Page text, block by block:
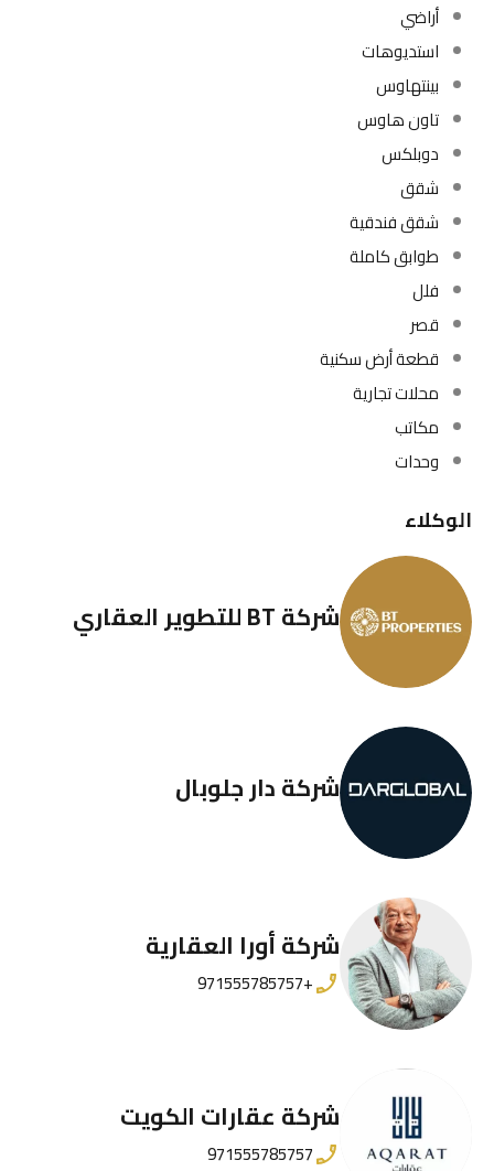
أراضي
استديوهات
بينتهاوس
تاون هاوس
دوبلكس
شقق
شقق فندقية
طوابق كاملة
فلل
قصر
قطعة أرض سكنية
محلات تجارية
مكاتب
وحدات
الوكلاء
شركة BT للتطوير العقاري
شركة دار جلوبال
شركة أورا العقارية
+971555785757
شركة عقارات الكويت
971555785757